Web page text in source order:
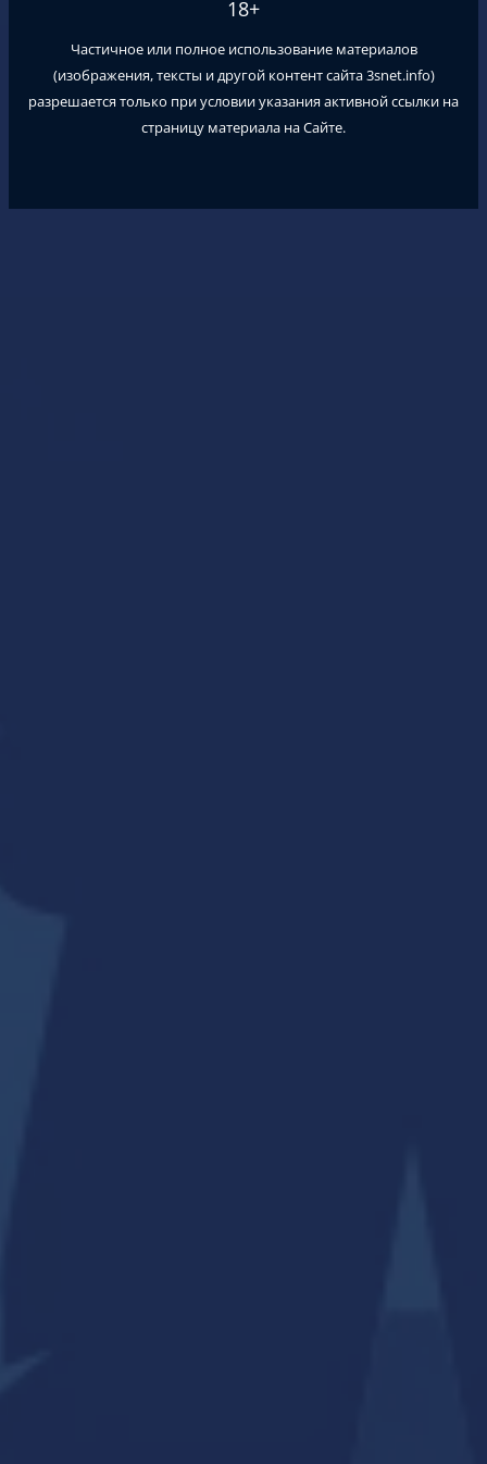
18+
Частичное или полное использование материалов
(изображения, тексты и другой контент сайта3snet.info)
разрешается только при условии указания активной ссылки на
страницу материала на Сайте.